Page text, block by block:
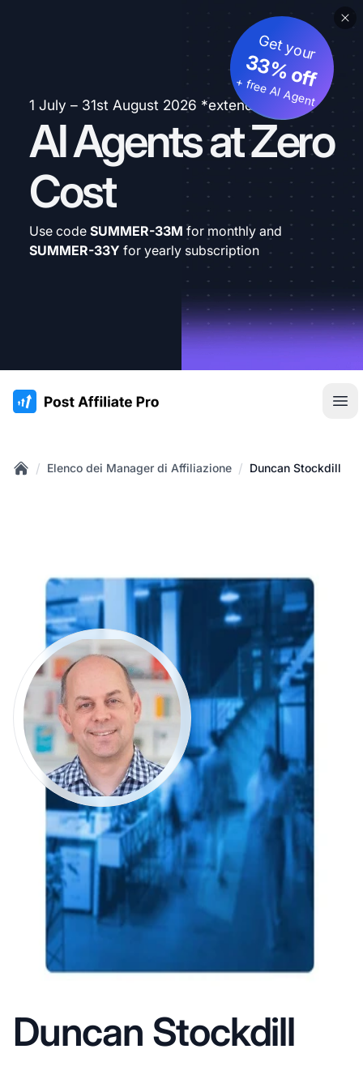
1 July – 31st August 2026 *extended
AI Agents at Zero
Cost
Get your
33% off
+ free AI Agent
Use code SUMMER-33M for monthly and
SUMMER-33Y for yearly subscription
:site.title
/ Elenco dei Manager di Affiliazione / Duncan Stockdill
Duncan Stockdill